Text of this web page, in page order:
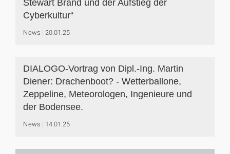
Stewart Brand und der Aufstieg der
Cyberkultur“
News 20.01.25
DIALOGO-Vortrag von Dipl.-Ing. Martin
Diener: Drachenboot? - Wetterballone,
Zeppeline, Meteorologen, Ingenieure und
der Bodensee.
News 14.01.25